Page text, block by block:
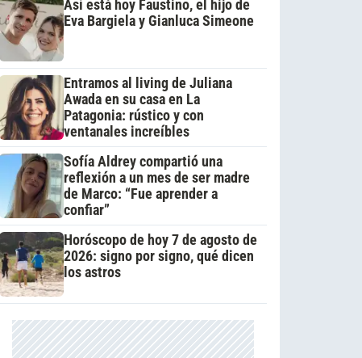
Así está hoy Faustino, el hijo de
Eva Bargiela y Gianluca Simeone
Entramos al living de Juliana
Awada en su casa en La
Patagonia: rústico y con
ventanales increíbles
Sofía Aldrey compartió una
reflexión a un mes de ser madre
de Marco: “Fue aprender a
confiar”
Horóscopo de hoy 7 de agosto de
2026: signo por signo, qué dicen
los astros